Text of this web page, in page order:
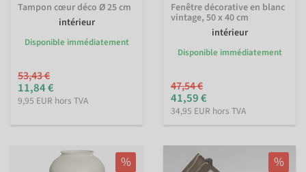
Tampon cœur déco Ø 25 cm
intérieur
Disponible immédiatement
53,43 €
11,84 €
9,95 EUR hors TVA
Fenêtre décorative en blanc
vintage, 50 x 40 cm
intérieur
Disponible immédiatement
47,54 €
41,59 €
34,95 EUR hors TVA
% %